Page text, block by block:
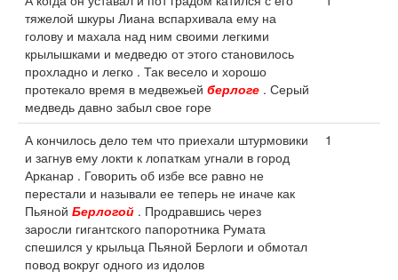
тяжелой шкуры Лиана вспархивала ему на
голову и махала над ним своими легкими
крылышками и медведю от этого становилось
прохладно и легко . Так весело и хорошо
протекало время в медвежьей берлоге . Серый
медведь давно забыл свое горе
А кончилось дело тем что приехали штурмовики
и загнув ему локти к лопаткам угнали в город
Арканар . Говорить об избе все равно не
перестали и называли ее теперь не иначе как
Пьяной Берлогой . Продравшись через
заросли гигантского папоротника Румата
спешился у крыльца Пьяной Берлоги и обмотал
повод вокруг одного из идолов
1